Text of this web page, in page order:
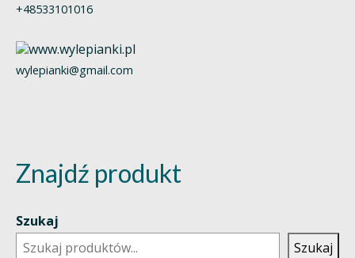
+48533101016
wylepianki@gmail.com
Znajdź produkt
Szukaj
Szukaj